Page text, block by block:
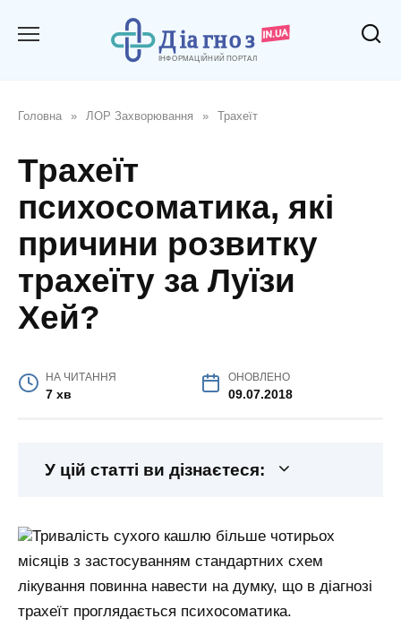
Головна » ЛОР Захворювання » Трахеїт
Трахеїт
психосоматика, які
причини розвитку
трахеїту за Луїзи
Хей?
НА ЧИТАННЯ
7 хв
ОНОВЛЕНО
09.07.2018
У цій статті ви дізнаєтеся:
Тривалість сухого кашлю більше чотирьох
місяців з застосуванням стандартних схем
лікування повинна навести на думку, що в діагнозі
трахеїт проглядається психосоматика.